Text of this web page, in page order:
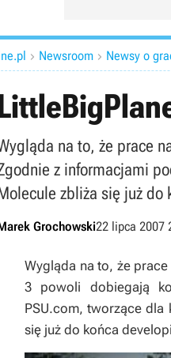
 Newsroom  Newsy o
na to, że prace
z informacjami
zbliża się już
Grochowski22 lipca 2007
Wygląda na to, że
3 powoli dobiegają
PSU.com, tworzące dla
się już do końca